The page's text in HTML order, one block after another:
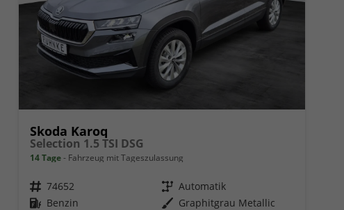
Skoda Karoq
Selection 1.5 TSI DSG
14 Tage Fahrzeug mit Tageszulassung
Fahrzeugnr. 74652 Getriebe Automatik
Kraftstoff Benzin Außenfarbe Graphitgrau Metallic